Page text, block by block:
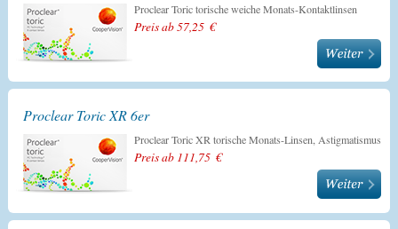
Proclear Toric torische weiche Monats-Kontaktlinsen
Preis ab 57,25 €
Proclear Toric XR 6er
Proclear Toric XR torische Monats-Linsen, Astigmatismus
Preis ab 111,75 €